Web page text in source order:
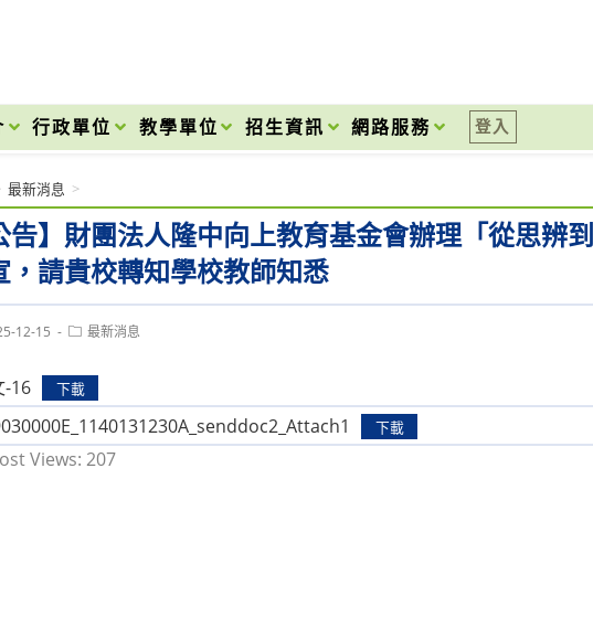
行政單位 教學單位 招生資訊 網路服務 登入
告】財團法人隆中向上教育基金會辦理「從思
，請貴校轉知學校教師知悉
最新消息 >
12-15
Post最新消息
-16 下載
下載
Views: 207